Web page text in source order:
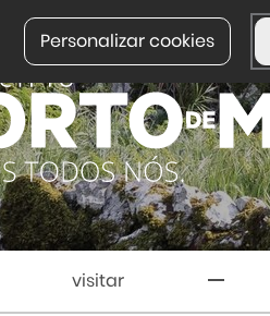
Personalizar cookies
visitar